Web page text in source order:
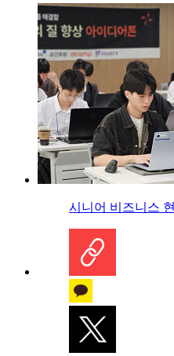
시니어 비즈니스